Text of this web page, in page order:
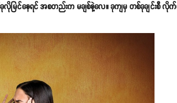
င်နေရင် အစတည်းက မချစ်နဲ့လေ။ ခုကျမှ တစ်ခုချင်းစီ လိုက်